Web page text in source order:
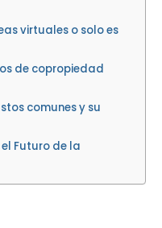
virtuales o solo es
de copropiedad
comunes y su
Futuro de la